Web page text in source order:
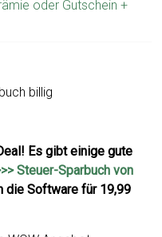
oder Gutschein +
Es gibt einige gute
Steuer-Sparbuch von
die Software für 19,99